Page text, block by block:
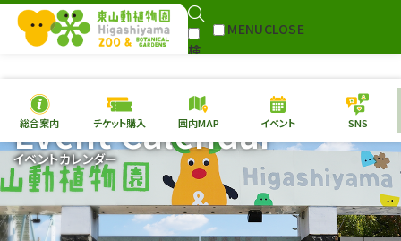
検
MENUCLOSE
本日の開園情報 チケ
園内MAP イベント
総合案内
総合案内 チケット購入 園内MAP イベント SNS
イベントカレンダー
Event Calendar